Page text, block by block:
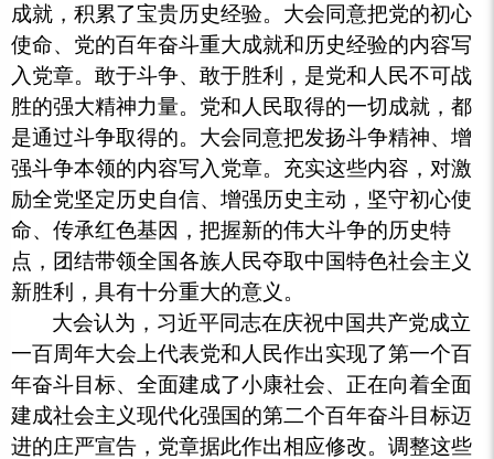
成就，积累了宝贵历史经验。大会同意把党的初心
使命、党的百年奋斗重大成就和历史经验的内容写
入党章。敢于斗争、敢于胜利，是党和人民不可战
胜的强大精神力量。党和人民取得的一切成就，都
是通过斗争取得的。大会同意把发扬斗争精神、增
强斗争本领的内容写入党章。充实这些内容，对激
励全党坚定历史自信、增强历史主动，坚守初心使
命、传承红色基因，把握新的伟大斗争的历史特
点，团结带领全国各族人民夺取中国特色社会主义
新胜利，具有十分重大的意义。
大会认为，习近平同志在庆祝中国共产党成立
一百周年大会上代表党和人民作出实现了第一个百
年奋斗目标、全面建成了小康社会、正在向着全面
建成社会主义现代化强国的第二个百年奋斗目标迈
进的庄严宣告，党章据此作出相应修改。调整这些